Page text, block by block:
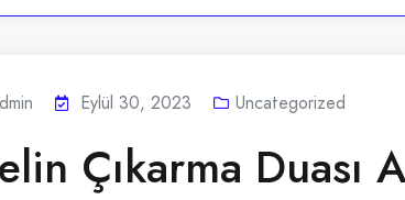
Eylül 30, 2023 Uncategorized
Çıkarma Duası